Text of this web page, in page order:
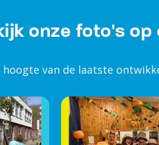
onze foto's op
van de laatste